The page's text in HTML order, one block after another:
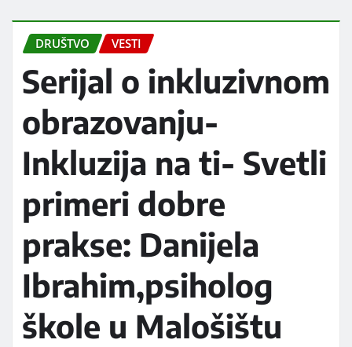
DRUŠTVO VESTI
Serijal o inkluzivnom
obrazovanju-
Inkluzija na ti- Svetli
primeri dobre
prakse: Danijela
Ibrahim,psiholog
škole u Malošištu